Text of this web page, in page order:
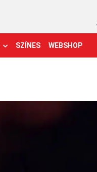
SZÍNES WEBSHOP